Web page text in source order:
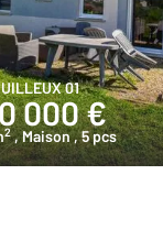
01
000 €
2 , Maison, 5 pcs